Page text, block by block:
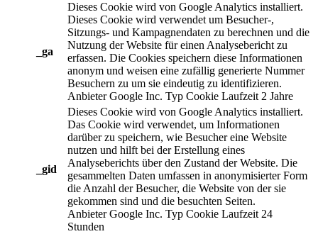
_ga
Dieses Cookie wird von Google Analytics installiert.
Dieses Cookie wird verwendet um Besucher-,
Sitzungs- und Kampagnendaten zu berechnen und die
Nutzung der Website für einen Analysebericht zu
erfassen. Die Cookies speichern diese Informationen
anonym und weisen eine zufällig generierte Nummer
Besuchern zu um sie eindeutig zu identifizieren.
Anbieter Google Inc. Typ Cookie Laufzeit 2 Jahre
_gid
Dieses Cookie wird von Google Analytics installiert.
Das Cookie wird verwendet, um Informationen
darüber zu speichern, wie Besucher eine Website
nutzen und hilft bei der Erstellung eines
Analyseberichts über den Zustand der Website. Die
gesammelten Daten umfassen in anonymisierter Form
die Anzahl der Besucher, die Website von der sie
gekommen sind und die besuchten Seiten.
Anbieter Google Inc. Typ Cookie Laufzeit 24
Stunden